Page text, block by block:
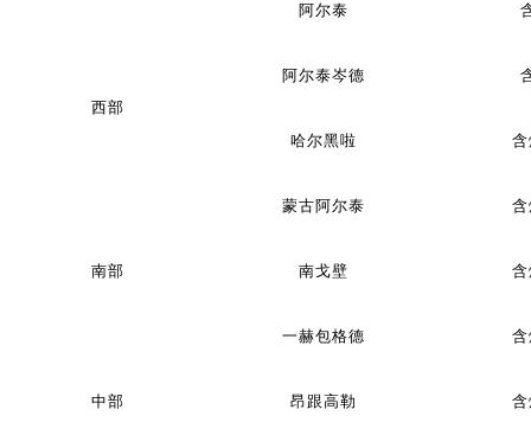
阿尔泰
西部
阿尔泰岑德
哈尔黑啦
蒙古阿尔泰
南部 南戈壁
一赫包格德
中部 昂跟高勒